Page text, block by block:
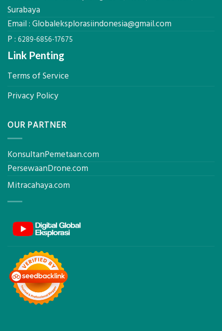
Sejuk
Tanpa
Surabaya
Email : Globaleksplorasiindonesia@gmail.com
P : 6289-6856-17675
Link Penting
Terms of Service
Privacy Policy
OUR PARTNER
KonsultanPemetaan.com
PersewaanDrone.com
Mitracahaya.com